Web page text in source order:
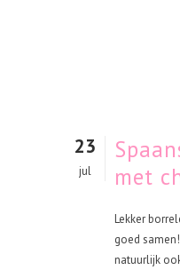
23
jul
met
Lekker
goed
natuurlijk